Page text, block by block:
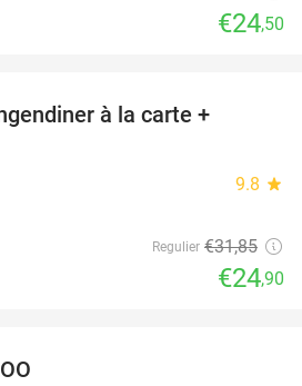
€24,50
à la carte +
9.8 star
Regulier €31,85
€24,90